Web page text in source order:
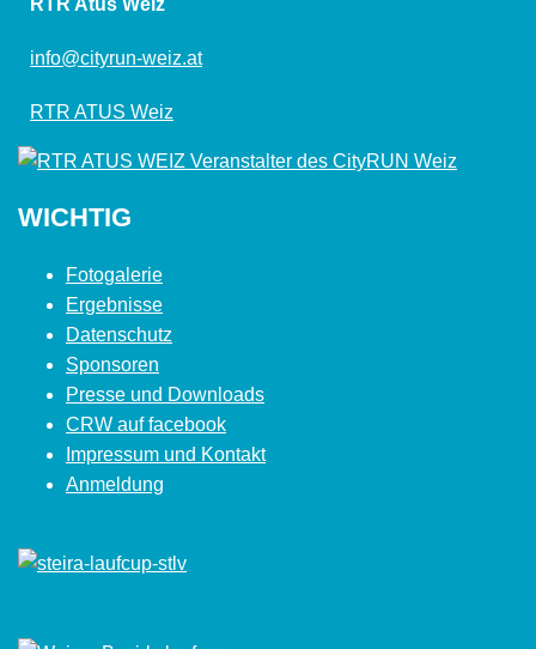
RTR Atus Weiz
info@cityrun-weiz.at
RTR ATUS Weiz
WICHTIG
Fotogalerie
Ergebnisse
Datenschutz
Sponsoren
Presse und Downloads
CRW auf facebook
Impressum und Kontakt
Anmeldung